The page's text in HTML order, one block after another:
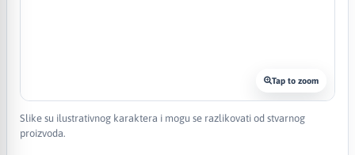
Tap to zoom
Slike su ilustrativnog karaktera i mogu se razlikovati od stvarnog
proizvoda.